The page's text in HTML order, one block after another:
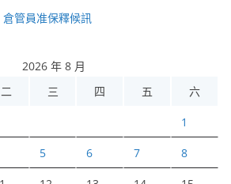
管員准保釋候訊
2026 年 8 月
二 三 四 五 六
1
5 6 7 8